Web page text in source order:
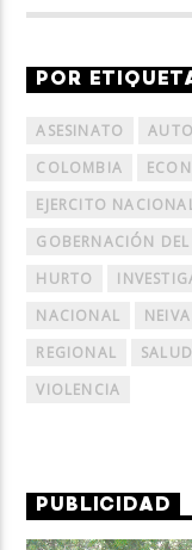
POR
ASESINATO
COLOMBIA
EJERCITO
GOBERNACIÓN
HURTO
NACIONAL
NEIVA
REGIONAL
SALUD
VIOLENCIA
PUBLICIDAD